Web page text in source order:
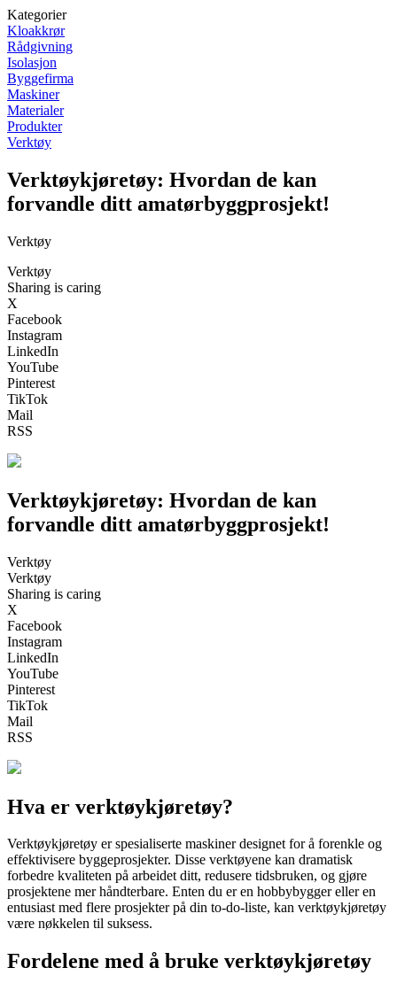
Kategorier
Kloakkrør
Rådgivning
Isolasjon
Byggefirma
Maskiner
Materialer
Produkter
Verktøy
Verktøykjøretøy: Hvordan de kan
forvandle ditt amatørbyggprosjekt!
Verktøy
Verktøy
Sharing is caring
X
Facebook
Instagram
LinkedIn
YouTube
Pinterest
TikTok
Mail
RSS
Verktøykjøretøy: Hvordan de kan
forvandle ditt amatørbyggprosjekt!
Verktøy
Verktøy
Sharing is caring
X
Facebook
Instagram
LinkedIn
YouTube
Pinterest
TikTok
Mail
RSS
Hva er verktøykjøretøy?
Verktøykjøretøy er spesialiserte maskiner designet for å forenkle og
effektivisere byggeprosjekter. Disse verktøyene kan dramatisk
forbedre kvaliteten på arbeidet ditt, redusere tidsbruken, og gjøre
prosjektene mer håndterbare. Enten du er en hobbybygger eller en
entusiast med flere prosjekter på din to-do-liste, kan verktøykjøretøy
være nøkkelen til suksess.
Fordelene med å bruke verktøykjøretøy